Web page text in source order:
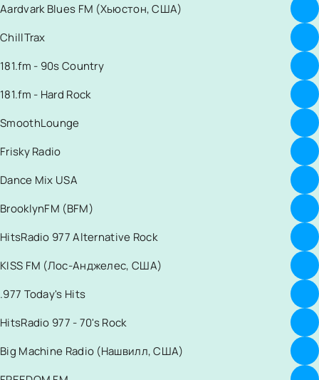
Aardvark Blues FM (Хьюстон, США)
ChillTrax
181.fm - 90s Country
181.fm - Hard Rock
SmoothLounge
Frisky Radio
Dance Mix USA
BrooklynFM (BFM)
HitsRadio 977 Alternative Rock
KISS FM (Лос-Анджелес, США)
.977 Today's Hits
HitsRadio 977 - 70's Rock
Big Machine Radio (Нашвилл, США)